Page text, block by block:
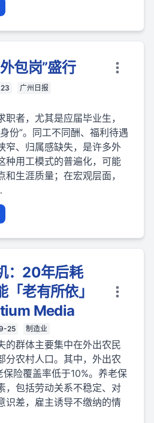
包岗”盛行
广州日报
者，尤其是应届毕业生，
份”。同工不同酬、福利待遇
窄、归属感缺失，是许多外
种用工模式的普遍化，可能
生涯质量；在宏观层面，
：20年后耗
老有所依」
Media
25 制造业
的群体主要集中在外出农民
分农村人口。其中，外出农
保险覆盖率低于10%。养老保
，包括劳动关系不稳定、对
识差，雇主诱导不缴纳的情